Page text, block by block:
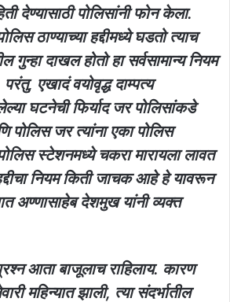
देण्यासाठी पोलिसांनी फोन केला.
ठाण्याच्या हद्दीमध्ये घडतो त्याच
गुन्हा दाखल होतो हा सर्वसामान्य नियम
एखादं वयोवृद्ध दाम्पत्य
घटनेची फिर्याद जर पोलिसांकडे
जर त्यांना एका पोलिस
स्टेशनमध्ये चकरा मारायला लावत
नियम किती जाचक आहे हे यावरून
अण्णासाहेब देशमुख यांनी व्यक्त
आता बाजूलाच राहिलाय. कारण
महिन्यात झाली, त्या संदर्भातील